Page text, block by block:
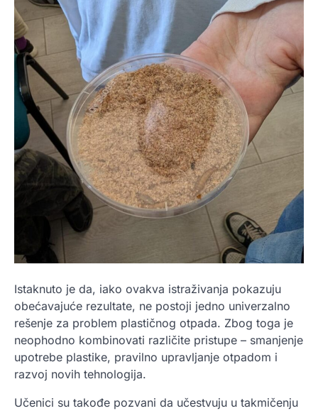
Istaknuto je da, iako ovakva istraživanja pokazuju
obećavajuće rezultate, ne postoji jedno univerzalno
rešenje za problem plastičnog otpada. Zbog toga je
neophodno kombinovati različite pristupe – smanjenje
upotrebe plastike, pravilno upravljanje otpadom i
razvoj novih tehnologija.
Učenici su takođe pozvani da učestvuju u takmičenju